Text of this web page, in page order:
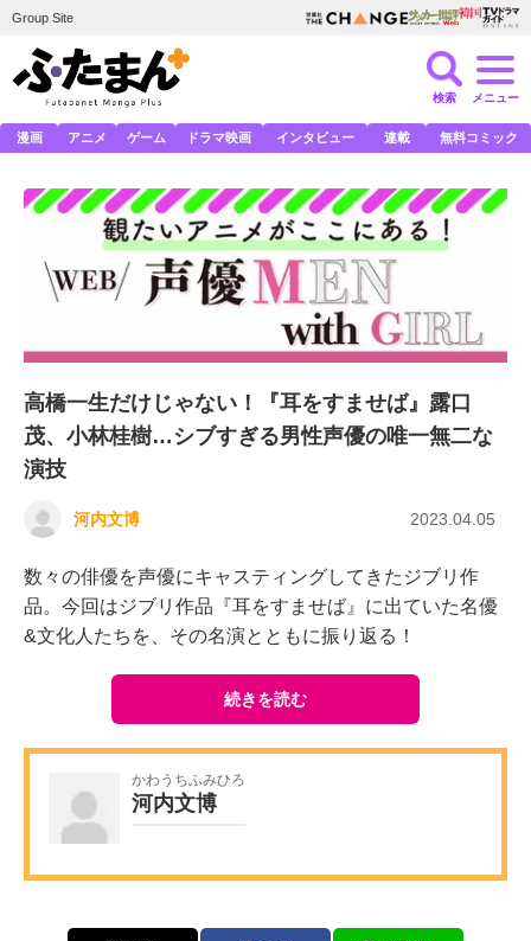
Group Site
検索 メニュー
漫画 アニメ ゲーム ドラマ映画 インタビュー 連載 無料コミック
高橋一生だけじゃない！『耳をすませば』露口
茂、小林桂樹…シブすぎる男性声優の唯一無二な
演技
河内文博 2023.04.05
数々の俳優を声優にキャスティングしてきたジブリ作
品。今回はジブリ作品『耳をすませば』に出ていた名優
&文化人たちを、その名演とともに振り返る！
続きを読む
かわうちふみひろ
河内文博